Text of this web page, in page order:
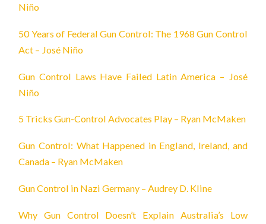
Niño
50 Years of Federal Gun Control: The 1968 Gun Control
Act – José Niño
Gun Control Laws Have Failed Latin America – José
Niño
5 Tricks Gun-Control Advocates Play – Ryan McMaken
Gun Control: What Happened in England, Ireland, and
Canada – Ryan McMaken
Gun Control in Nazi Germany – Audrey D. Kline
Why Gun Control Doesn’t Explain Australia’s Low